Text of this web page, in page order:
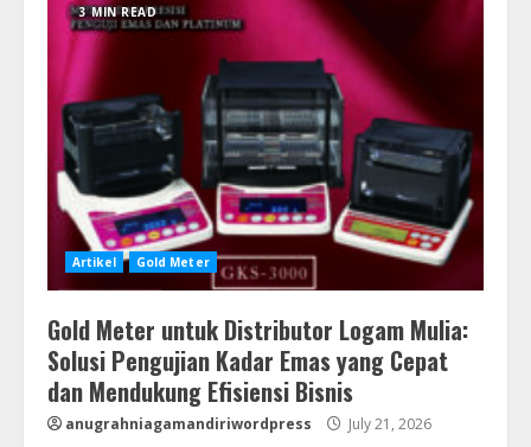
3 MIN READ
Artikel Gold Meter
Gold Meter untuk Distributor Logam Mulia:
Solusi Pengujian Kadar Emas yang Cepat
dan Mendukung Efisiensi Bisnis
anugrahniagamandiriwordpress July 21, 2026